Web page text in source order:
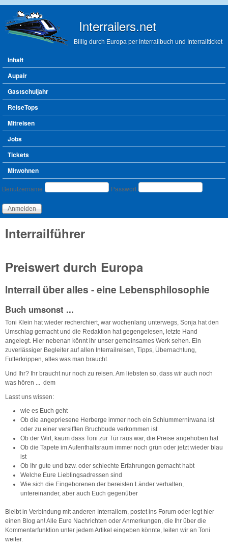
Interrailers.net
Billig durch Europa per Interrailbuch und Interrailticket
Hauptmenü
Inhalt
Aupair
Gastschuljahr
ReiseTops
Mitreisen
Jobs
Tickets
Mitwohnen
Benutzeranmeldung
Benutzername Passwort
Interrailführer
Preiswert durch Europa
Interrail über alles - eine Lebensphilosophie
Buch umsonst ...
Toni Klein hat wieder recherchiert, war wochenlang unterwegs, Sonja hat den
Umschlag gemacht und die Redaktion hat gegengelesen, letzte Hand
angelegt. Hier nebenan könnt ihr unser gemeinsames Werk sehen. Ein
zuverlässiger Begleiter auf allen Interrailreisen, Tipps, Übernachtung,
Futterkrippen, alles was man braucht.
Und Ihr? Ihr braucht nur noch zu reisen. Am liebsten so, dass wir auch noch
was hören ... dem
Lasst uns wissen:
wie es Euch geht
Ob die angepriesene Herberge immer noch ein Schlummernirwana ist
oder zu einer versifften Bruchbude verkommen ist
Ob der Wirt, kaum dass Toni zur Tür raus war, die Preise angehoben hat
Ob die Tapete im Aufenthaltsraum immer noch grün oder jetzt wieder blau
ist
Ob Ihr gute und bzw. oder schlechte Erfahrungen gemacht habt
Welche Eure Lieblingsadressen sind
Wie sich die Eingeborenen der bereisten Länder verhalten,
untereinander, aber auch Euch gegenüber
Bleibt in Verbindung mit anderen Interrailern, postet ins Forum oder legt hier
einen Blog an! Alle Eure Nachrichten oder Anmerkungen, die Ihr über die
Kommentarfunktion unter jedem Artikel eingeben könnte, leiten wir an Toni
weiter.